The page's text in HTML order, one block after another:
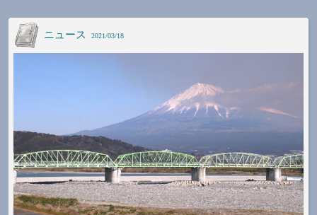
ニュース 2021/03/18